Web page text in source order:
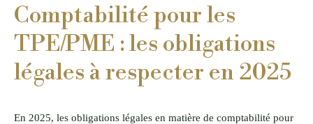
Comptabilité pour les
TPE/PME : les obligations
légales à respecter en 2025
En 2025, les obligations légales en matière de comptabilité pour